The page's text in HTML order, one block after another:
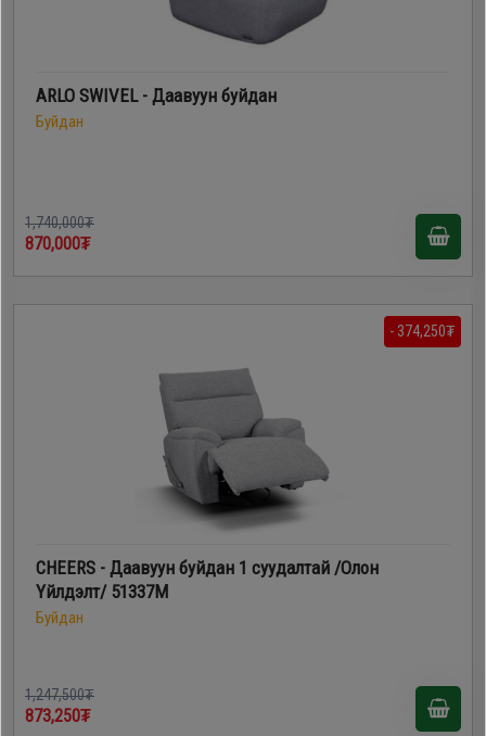
ARLO SWIVEL - Даавуун буйдан
Буйдан
1,740,000₮
870,000₮
- 374,250₮
CHEERS - Даавуун буйдан 1 суудалтай /Олон
Үйлдэлт/ 51337M
Буйдан
1,247,500₮
873,250₮